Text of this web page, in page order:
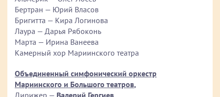
Бертран — Юрий Власов
Бригитта — Кира Логинова
Лаура — Дарья Рябоконь
Марта — Ирина Ванеева
Камерный хор Мариинского театра
Объединенный симфонический оркестр
Мариинского и Большого театров,
Дирижер — Валерий Гергиев